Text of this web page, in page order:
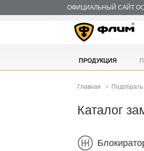
ОФИЦИАЛЬНЫЙ САЙТ
ПРОДУКЦИЯ
Главная >
Каталог